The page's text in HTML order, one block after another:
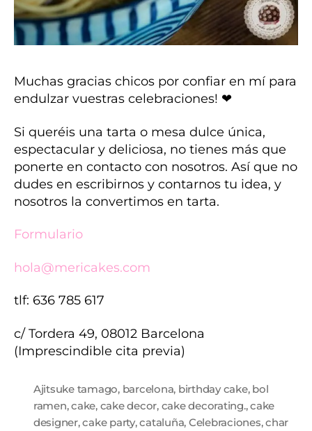
Muchas gracias chicos por confiar en mí para
endulzar vuestras celebraciones! ❤
Si queréis una tarta o mesa dulce única,
espectacular y deliciosa, no tienes más que
ponerte en contacto con nosotros. Así que no
dudes en escribirnos y contarnos tu idea, y
nosotros la convertimos en tarta.
Formulario
hola@mericakes.com
tlf: 636 785 617
c/ Tordera 49, 08012 Barcelona
(Imprescindible cita previa)
Ajitsuke tamago, barcelona, birthday cake, bol
ramen,cake, cake decor, cake decorating.,cake
designer,cake party,cataluña, Celebraciones,char